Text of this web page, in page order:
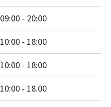
09:00 - 20:00
10:00 - 18:00
10:00 - 18:00
10:00 - 18.00